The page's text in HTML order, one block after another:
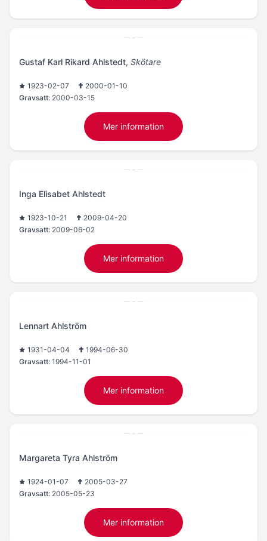
Gustaf Karl Rikard Ahlstedt, Skötare
1923-02-07
2000-01-10
Gravsatt: 2000-03-15
Mer information
Inga Elisabet Ahlstedt
1923-10-21
2009-04-20
Gravsatt: 2009-06-02
Mer information
Lennart Ahlström
1931-04-04
1994-06-30
Gravsatt: 1994-11-01
Mer information
Margareta Tyra Ahlström
1924-01-07
2005-03-27
Gravsatt: 2005-05-23
Mer information